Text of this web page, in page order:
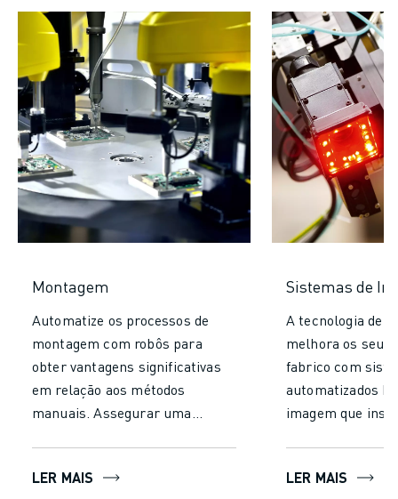
Montagem
Automatize os processos de
montagem com robôs para
obter vantagens significativas
em relação aos métodos
manuais. Assegurar uma
e garantindo uma produção de
LER MAIS
Sistemas de
A tecnologia de
melhora os seus
fabrico com
automatizados
imagem que
avançadas de
LER MAIS